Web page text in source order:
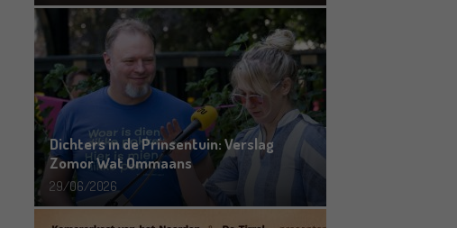
Dichters in de Prinsentuin: Verslag
Zomor Wat Ommaans
29/06/2026